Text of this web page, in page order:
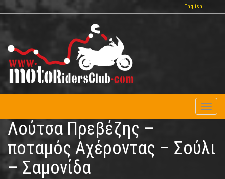
Παράκαμψη
προς
περιεχόμενο
English
Λούτσα Πρεβέζης –
ποταμός Αχέροντας – Σούλι
– Σαμονίδα